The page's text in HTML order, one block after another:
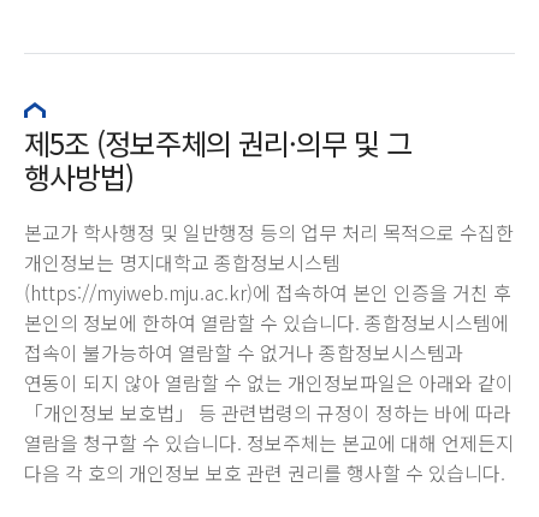
제5조 (정보주체의 권리·의무 및 그
행사방법)
본교가 학사행정 및 일반행정 등의 업무 처리 목적으로 수집한
개인정보는 명지대학교 종합정보시스템
(https://myiweb.mju.ac.kr)에 접속하여 본인 인증을 거친 후
본인의 정보에 한하여 열람할 수 있습니다. 종합정보시스템에
접속이 불가능하여 열람할 수 없거나 종합정보시스템과
연동이 되지 않아 열람할 수 없는 개인정보파일은 아래와 같이
「개인정보 보호법」 등 관련법령의 규정이 정하는 바에 따라
열람을 청구할 수 있습니다. 정보주체는 본교에 대해 언제든지
다음 각 호의 개인정보 보호 관련 권리를 행사할 수 있습니다.